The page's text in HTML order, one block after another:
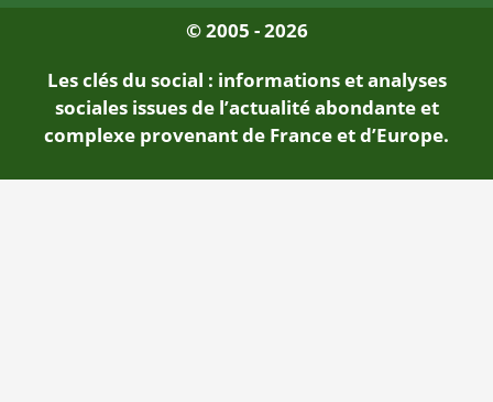
© 2005 - 2026
Les clés du social : informations et analyses
sociales issues de l’actualité abondante et
complexe provenant de France et d’Europe.